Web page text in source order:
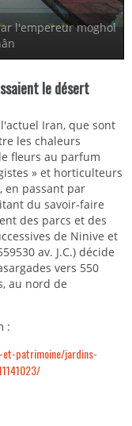
l'empereur moghol
le désert
Iran, que sont
les chaleurs
fleurs au parfum
» et horticulteurs
en passant par
du savoir-faire
des parcs et des
de Ninive et
av. J.C.) décide
vers 550
au nord de
:
et-patrimoine/jardins-